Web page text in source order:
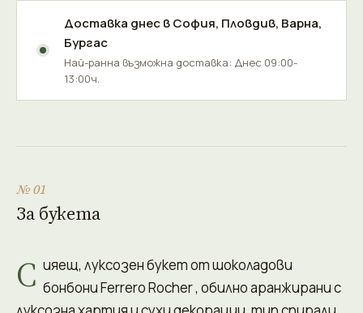
Доставка днес вСофия, Пловдив, Варна,
Бургас
Най-ранна възможна доставка: Днес 09:00-
13:00ч.
№ 01
За букета
С ияещ, луксозен букет от шоколадови
бонбони Ferrero Rocher , обилно аранжирани с